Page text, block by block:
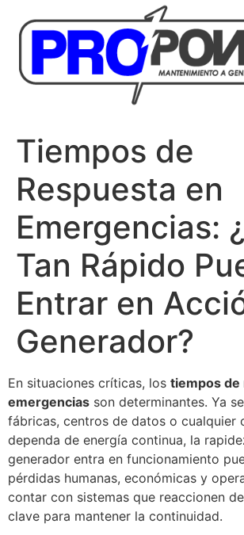
Tiempos de
Respuesta en
Emergencias:
Tan Rápido
Entrar en
Generador?
En situaciones críticas, los tiempos de
emergencias son determinantes. Ya
fábricas, centros de datos o cualquier
dependa de energía continua, la
generador entra en funcionamiento
pérdidas humanas, económicas y
contar con sistemas que reaccionen
clave para mantener la continuidad.